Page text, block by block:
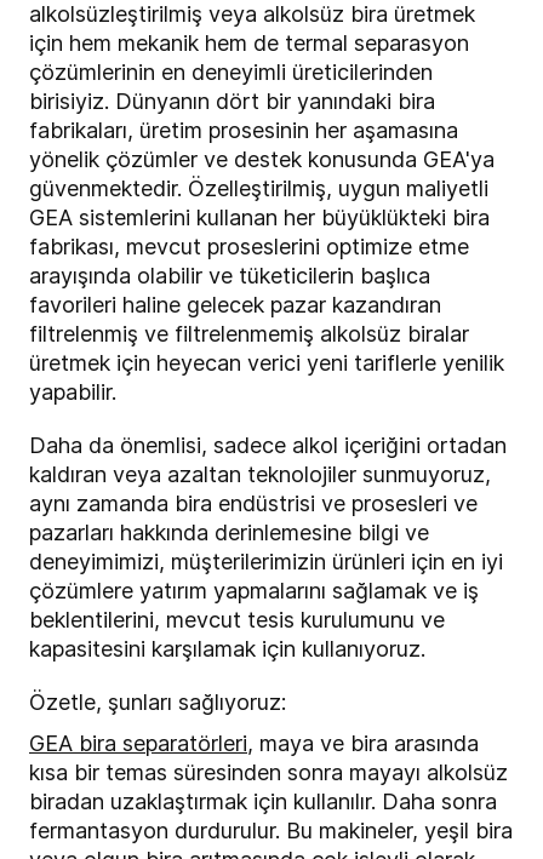
alkolsüzleştirilmiş veya alkolsüz bira üretmek
için hem mekanik hem de termal separasyon
çözümlerinin en deneyimli üreticilerinden
birisiyiz. Dünyanın dört bir yanındaki bira
fabrikaları, üretim prosesinin her aşamasına
yönelik çözümler ve destek konusunda GEA'ya
güvenmektedir. Özelleştirilmiş, uygun maliyetli
GEA sistemlerini kullanan her büyüklükteki bira
fabrikası, mevcut proseslerini optimize etme
arayışında olabilir ve tüketicilerin başlıca
favorileri haline gelecek pazar kazandıran
filtrelenmiş ve filtrelenmemiş alkolsüz biralar
üretmek için heyecan verici yeni tariflerle yenilik
yapabilir.
Daha da önemlisi, sadece alkol içeriğini ortadan
kaldıran veya azaltan teknolojiler sunmuyoruz,
aynı zamanda bira endüstrisi ve prosesleri ve
pazarları hakkında derinlemesine bilgi ve
deneyimimizi, müşterilerimizin ürünleri için en iyi
çözümlere yatırım yapmalarını sağlamak ve iş
beklentilerini, mevcut tesis kurulumunu ve
kapasitesini karşılamak için kullanıyoruz.
Özetle, şunları sağlıyoruz:
GEA bira separatörleri, maya ve bira arasında
kısa bir temas süresinden sonra mayayı alkolsüz
biradan uzaklaştırmak için kullanılır. Daha sonra
fermantasyon durdurulur. Bu makineler, yeşil bira